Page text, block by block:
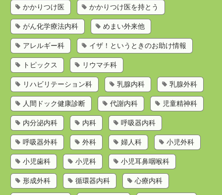
歯科検索
診療科目から探す
お問い合わせ
運営会社
かかりつけ医 かかりつけ医を持とう
がん化学療法内科 めまい外来他
アレルギー科 イザ！というときのお助け情報
トピックス リウマチ科
リハビリテーション科 乳腺内科 乳腺外科
人間ドック健康診断 代謝内科 児童精神科
内分泌内科 内科 呼吸器内科
呼吸器外科 外科 婦人科 小児外科
小児歯科 小児科 小児耳鼻咽喉科
形成外科 循環器内科 心療内科